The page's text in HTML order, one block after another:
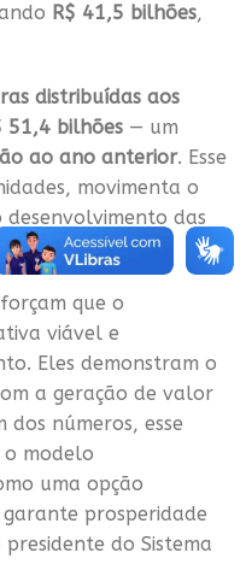
R$ 41,5 bilhões,
distribuídas aos
51,4 bilhões — um
ao ano anterior. Esse
movimenta o
das
que o
viável e
Eles demonstram o
a geração de valor
dos números, esse
o modelo
uma opção
prosperidade
do Sistema